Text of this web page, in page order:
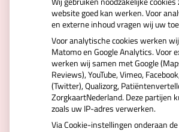
carousel&webshop-or-
website goed kan werken. Voor
en externe inhoud vragen wij uw
Voor analytische cookies werken
Matomo en Google Analytics. Voor
werken wij samen met Google
Reviews), YouTube, Vimeo,
(Twitter), Qualizorg,
ZorgkaartNederland. Deze partijen
zoals uw IP-adres verwerken.
Via Cookie-instellingen onderaan